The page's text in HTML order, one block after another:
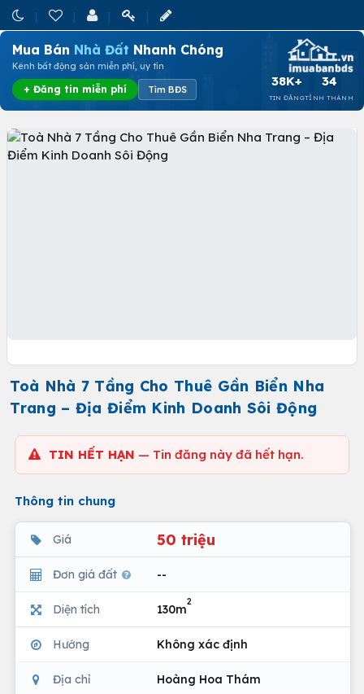
Mua Bán Nhà Đất Nhanh Chóng
Kênh bất động sản miễn phí, uy tín
+ Đăng tin miễn phí Tìm BĐS
38K+
TIN ĐĂNG
34
TỈNH THÀNH
Toà Nhà 7 Tầng Cho Thuê Gần Biển Nha
Trang – Địa Điểm Kinh Doanh Sôi Động
TIN HẾT HẠN — Tin đăng này đã hết hạn.
Thông tin chung
Giá 50 triệu
Đơn giá đất --
Diện tích 130m
2
Hướng Không xác định
Địa chỉ Hoàng Hoa Thám